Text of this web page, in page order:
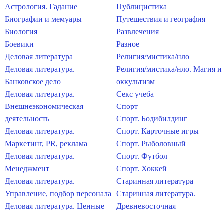
Астрология. Гадание
Биографии и мемуары
Биология
Боевики
Деловая литература
Деловая литература.
Банковское дело
Деловая литература.
Внешнеэкономическая
деятельность
Деловая литература.
Маркетинг, PR, реклама
Деловая литература.
Менеджмент
Деловая литература.
Управление, подбор персонала
Деловая литература. Ценные
Публицистика
Путешествия и география
Развлечения
Разное
Религия/мистика/нло
Религия/мистика/нло. Магия и
оккультизм
Секс учеба
Спорт
Спорт. Бодибилдинг
Спорт. Карточные игры
Спорт. Рыболовный
Спорт. Футбол
Спорт. Хоккей
Старинная литература
Старинная литература.
Древневосточная